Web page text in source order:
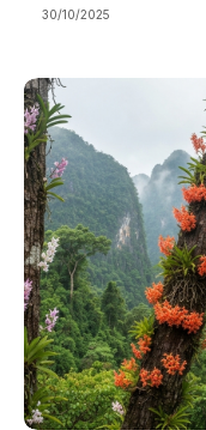
30/10/2025